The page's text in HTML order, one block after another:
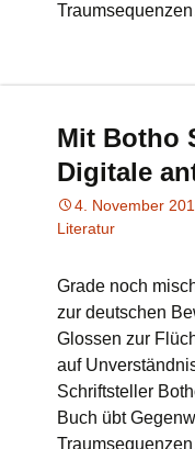
Mit Botho
Digitale
4. November
Literatur
Grade noch
zur deutschen
Glossen zur
auf
Schriftsteller
Buch übt